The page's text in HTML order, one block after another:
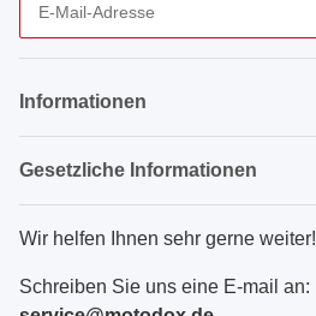
Informationen
Gesetzliche Informationen
Wir helfen Ihnen sehr gerne weiter!
Schreiben Sie uns eine E-mail an: